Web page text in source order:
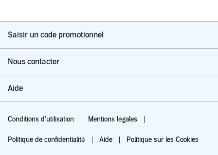
Saisir un code promotionnel
Nous contacter
Aide
Conditions d'utilisation Mentions légales
Politique de confidentialité Aide Politique sur les Cookies